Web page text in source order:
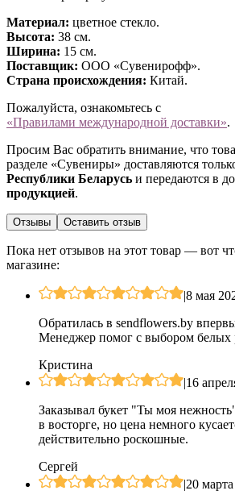
Материал: цветное стекло.
Высота: 38 см.
Ширина: 15 см.
Поставщик: ООО «Сувенирофф».
Страна происхождения: Китай.
Пожалуйста, ознакомьтесь с
«Правилами международной доставки».
Просим Вас обратить внимание, что
разделе «Сувениры» доставляются
Республики Беларусь и передаются в
продукцией.
Отзывы Оставить отзыв
Пока нет отзывов на этот товар — вот
магазине:
|8 мая
Обратилась в sendflowers.by
Менеджер помог с выбором белых
Кристина
|16
Заказывал букет "Ты моя
в восторге, но цена немного
действительно роскошные.
Сергей
|20